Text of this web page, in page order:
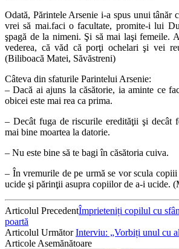
Odată, Părintele Arsenie i-a spus unui tânăr
vrei să mai.faci o facultate, promite-i lui
şpagă de la nimeni. Şi să mai laşi femeile.
vederea, că văd că porţi ochelari şi vei
(Biliboacă Matei, Săvăstreni)
Câteva din sfaturile Parintelui Arsenie:
– Dacă ai ajuns la căsătorie, ia aminte ce
obicei este mai rea ca prima.
– Decât fuga de riscurile eredităţii şi decât
mai bine moartea la datorie.
– Nu este bine să te bagi în căsătoria cuiva.
– În vremurile de pe urmă se vor scula
ucide şi părinţii asupra copiilor de a-i ucide.
Articolul PrecedentÎmprieteniți copilul cu
poartă
Articolul UrmătorInterviu: „Vorbiți unul cu
Articole Asemănătoare